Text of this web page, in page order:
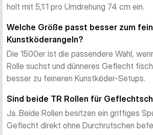
das CNC-Aluminiumgetriebe für einen
Lagers reduziert zusätzlich Gewicht und
Konstruktion.
Zwei sinnvolle Größen
Die Größe 1500 wiegt 220 g, holt 79 cm
Kurbelumdrehung ein und ist für 150 m
Umdrehung ein und ist für 150 m 0,16
ausgelegt.
Komfort im täglichen Einsatz
holt mit 5,1:1 pro Umdrehung 74 cm ein.
Welche Größe passt besser zum
Kunstköderangeln?
Die 1500er ist die passendere Wahl,
Rolle suchst und dünneres Geflecht
besser zu feineren Kunstköder-Setups.
Sind beide TR Rollen für
Ja. Beide Rollen besitzen ein griffiges
Geflecht direkt ohne Durchrutschen